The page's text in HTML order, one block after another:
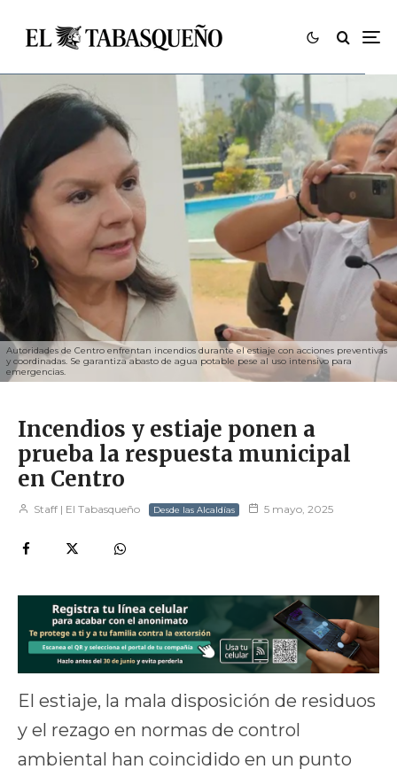
Autoridades de Centro enfrentan incendios durante el estiaje con acciones preventivas
y coordinadas. Se garantiza abasto de agua potable pese al uso intensivo para
emergencias.
Incendios y estiaje ponen a
prueba la respuesta municipal
en Centro
Staff | El Tabasqueño Desde las Alcaldías 5 mayo, 2025
El estiaje, la mala disposición de residuos
y el rezago en normas de control
ambiental han coincidido en un punto